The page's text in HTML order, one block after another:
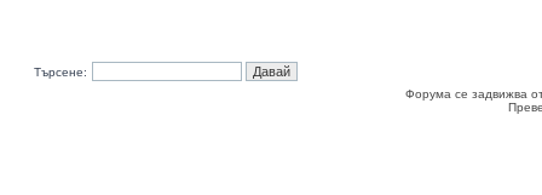
Търсене:
Форума се задвижва